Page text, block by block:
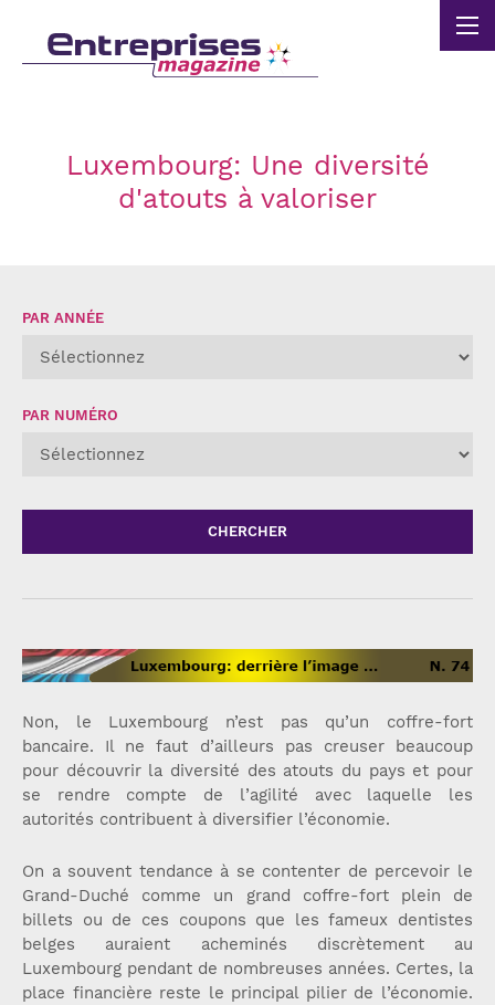
Luxembourg: Une diversité
d'atouts à valoriser
Non, le Luxembourg n’est pas qu’un coffre-fort
bancaire. Il ne faut d’ailleurs pas creuser beaucoup
pour découvrir la diversité des atouts du pays et pour
se rendre compte de l’agilité avec laquelle les
autorités contribuent à diversifier l’économie.
On a souvent tendance à se contenter de percevoir le
Grand-Duché comme un grand coffre-fort plein de
billets ou de ces coupons que les fameux dentistes
belges auraient acheminés discrètement au
Luxembourg pendant de nombreuses années. Certes, la
place financière reste le principal pilier de l’économie.
PAR ANNÉE
PAR NUMÉRO
CHERCHER